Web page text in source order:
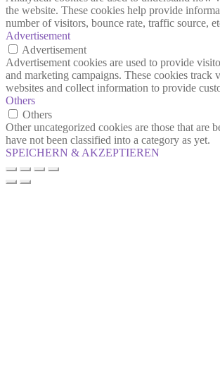
the website. These cookies help provide
number of visitors, bounce rate, traffic source,
Advertisement
Advertisement
Advertisement cookies are used to provide
and marketing campaigns. These cookies track
websites and collect information to provide
Others
Others
Other uncategorized cookies are those that are
have not been classified into a category as yet.
SPEICHERN & AKZEPTIEREN